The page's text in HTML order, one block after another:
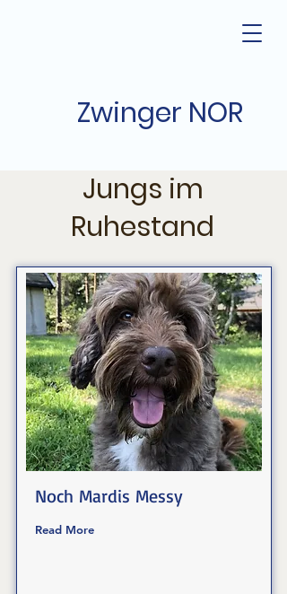
Zwinger NOR
Jungs im
Ruhestand
Noch Mardis Messy
Read More